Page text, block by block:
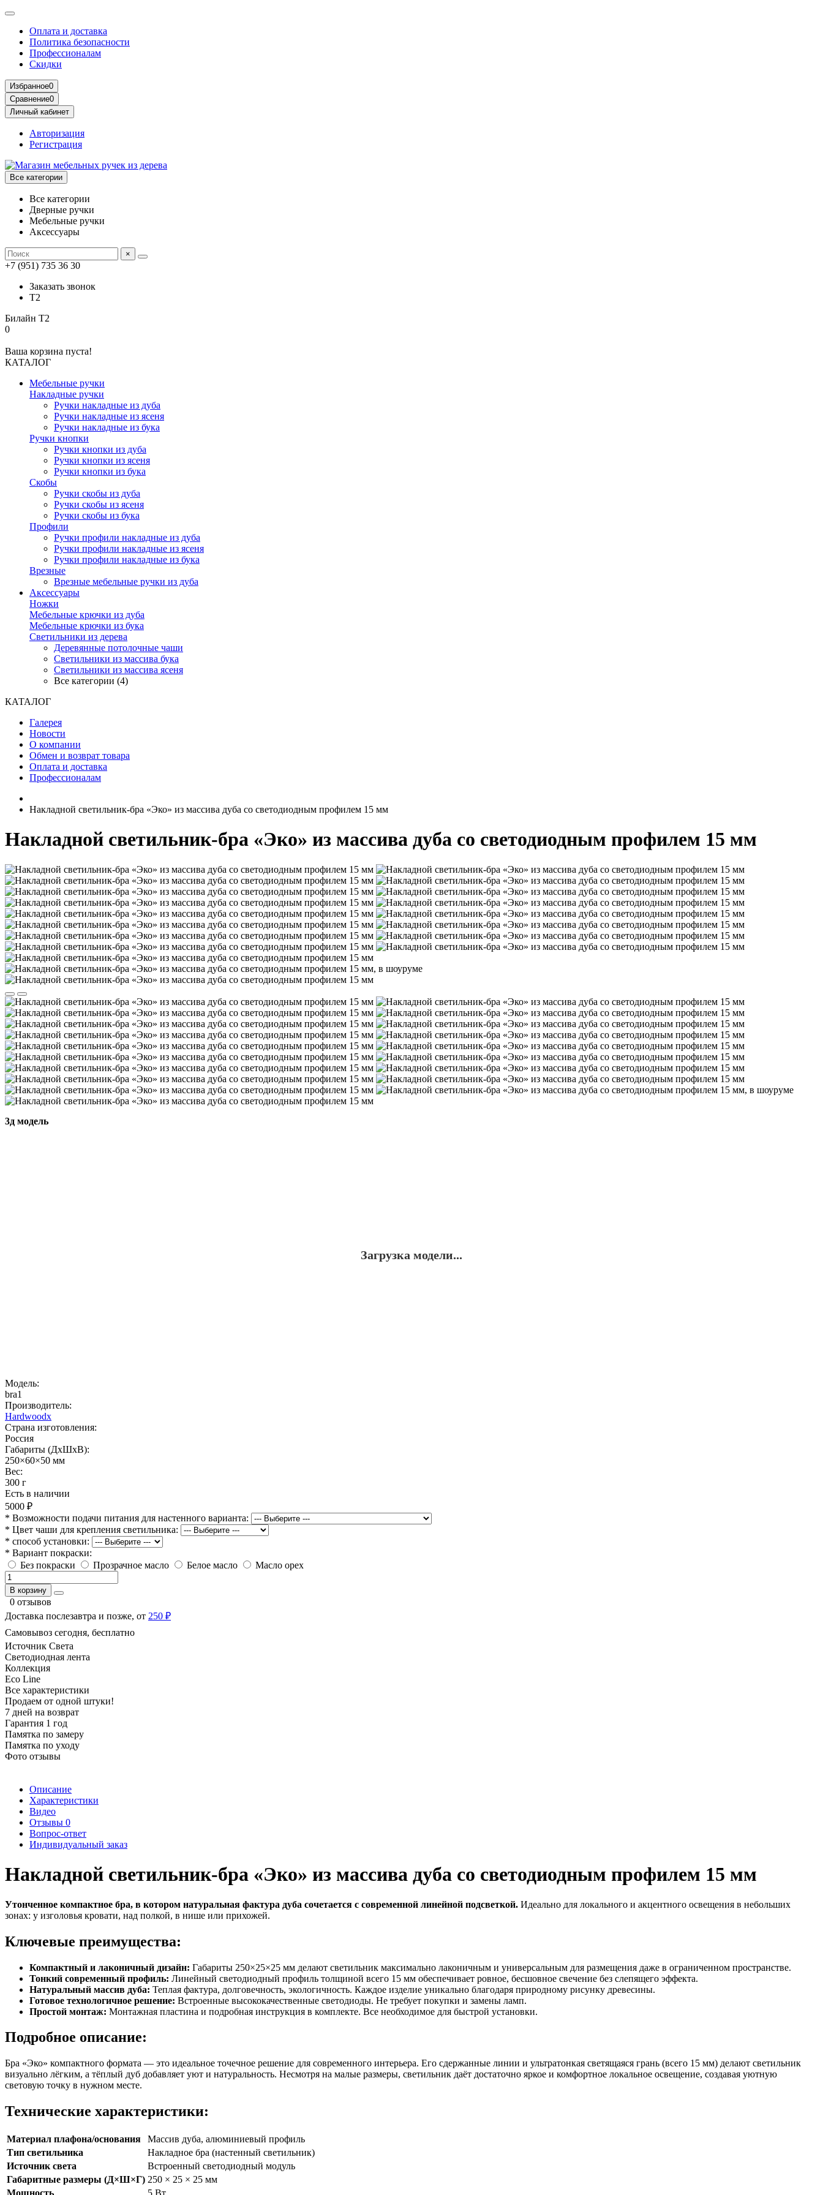
Оплата и доставка
Политика безопасности
Профессионалам
Скидки
Избранное0
Сравнение0
Личный кабинет
Авторизация
Регистрация
Все категории
Все категории
Дверные ручки
Мебельные ручки
Аксессуары
×
+7 (951) 735 36 30
Заказать звонок
Т2
Билайн Т2
0
Ваша корзина пуста!
КАТАЛОГ
Мебельные ручки
Накладные ручки
Ручки накладные из дуба
Ручки накладные из ясеня
Ручки накладные из бука
Ручки кнопки
Ручки кнопки из дуба
Ручки кнопки из ясеня
Ручки кнопки из бука
Скобы
Ручки скобы из дуба
Ручки скобы из ясеня
Ручки скобы из бука
Профили
Ручки профили накладные из дуба
Ручки профили накладные из ясеня
Ручки профили накладные из бука
Врезные
Врезные мебельные ручки из дуба
Аксессуары
Ножки
Мебельные крючки из дуба
Мебельные крючки из бука
Светильники из дерева
Деревянные потолочные чаши
Светильники из массива бука
Светильники из массива ясеня
Все категории (4)
КАТАЛОГ
Галерея
Новости
О компании
Обмен и возврат товара
Оплата и доставка
Профессионалам
Накладной светильник-бра «Эко» из массива дуба со светодиодным профилем 15 мм
Накладной светильник-бра «Эко» из массива дуба со светодиодным профилем 15 мм
3д модель
Загрузка модели...
Модель:
bra1
Производитель:
Hardwoodx
Страна изготовления:
Россия
Габариты (ДхШхВ):
250×60×50 мм
Вес:
300 г
Есть в наличии
5000 ₽
* Возможности подачи питания для настенного варианта:
* Цвет чаши для крепления светильника:
* способ установки:
* Вариант покраски:
Без покраски
Прозрачное масло Белое масло Масло орех
В корзину
0 отзывов
Доставка послезавтра и позже, от 250 ₽
Самовывоз сегодня, бесплатно
Источник Света
Светодиодная лента
Коллекция
Eco Line
Все характеристики
Продаем от одной штуки!
7 дней на возврат
Гарантия 1 год
Памятка по замеру
Памятка по уходу
Фото отзывы
Описание
Характеристики
Видео
Отзывы 0
Вопрос-ответ
Индивидуальный заказ
Накладной светильник-бра «Эко» из массива дуба со светодиодным профилем 15 мм
Утонченное компактное бра, в котором натуральная фактура дуба сочетается с современной линейной подсветкой. Идеально для локального и акцентного освещения в небольших
зонах: у изголовья кровати, над полкой, в нише или прихожей.
Ключевые преимущества:
Компактный и лаконичный дизайн: Габариты 250×25×25 мм делают светильник максимально лаконичным и универсальным для размещения даже в ограниченном пространстве.
Тонкий современный профиль: Линейный светодиодный профиль толщиной всего 15 мм обеспечивает ровное, бесшовное свечение без слепящего эффекта.
Натуральный массив дуба: Теплая фактура, долговечность, экологичность. Каждое изделие уникально благодаря природному рисунку древесины.
Готовое технологичное решение: Встроенные высококачественные светодиоды. Не требует покупки и замены ламп.
Простой монтаж: Монтажная пластина и подробная инструкция в комплекте. Все необходимое для быстрой установки.
Подробное описание:
Бра «Эко» компактного формата — это идеальное точечное решение для современного интерьера. Его сдержанные линии и ультратонкая светящаяся грань (всего 15 мм) делают светильник
визуально лёгким, а тёплый дуб добавляет уют и натуральность. Несмотря на малые размеры, светильник даёт достаточно яркое и комфортное локальное освещение, создавая уютную
световую точку в нужном месте.
Технические характеристики:
Материал плафона/основания
Массив дуба, алюминиевый профиль
Тип светильника
Накладное бра (настенный светильник)
Источник света
Встроенный светодиодный модуль
Габаритные размеры (Д×Ш×Г) 250 × 25 × 25 мм